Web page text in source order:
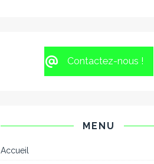
Contactez-nous !
MENU
Accueil